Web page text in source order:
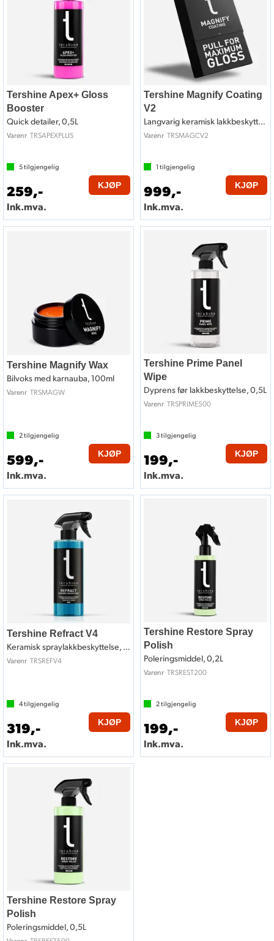
Tershine Apex+ Gloss
Booster
Quick detailer, 0,5L
Varenr TRSAPEXPLUS
5tilgjengelig
259,-
Ink.mva.
KJØP
Tershine Magnify Coating
V2
Langvarig keramisk lakkbeskyttelse, 30ml
Varenr TRSMAGCV2
1 tilgjengelig
999,-
Ink.mva.
KJØP
Tershine Magnify Wax
Bilvoks med karnauba, 100ml
Varenr TRSMAGW
2tilgjengelig
599,-
Ink.mva.
KJØP
Tershine Prime Panel
Wipe
Dyprens før lakkbeskyttelse, 0,5L
Varenr TRSPRIME500
3tilgjengelig
199,-
Ink.mva.
KJØP
Tershine Refract V4
Keramisk spraylakkbeskyttelse, 0,5L
Varenr TRSREFV4
4tilgjengelig
319,-
Ink.mva.
KJØP
Tershine Restore Spray
Polish
Poleringsmiddel, 0,2L
Varenr TRSREST200
2tilgjengelig
199,-
Ink.mva.
KJØP
Tershine Restore Spray
Polish
Poleringsmiddel, 0,5L